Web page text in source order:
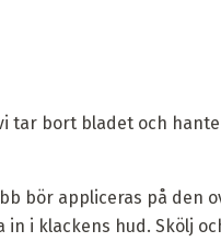
tar bort bladet och
bör appliceras på den
i klackens hud. Skölj